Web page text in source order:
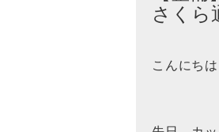
さく
こんにち